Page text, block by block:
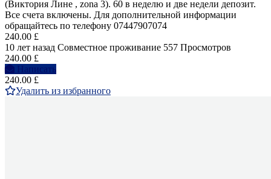
(Виктория Лине , zona 3). 60 в неделю и две недели депозит.
Все счета включены. Для дополнительной информации
обращайтесь по телефону 07447907074
240.00 £
10 лет назад Совместное проживание 557 Просмотров
240.00 £
Написать
240.00 £
Удалить из избранного